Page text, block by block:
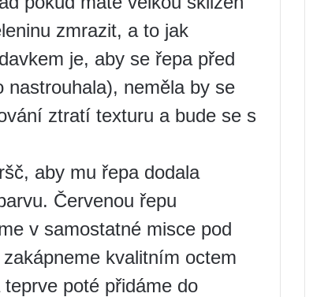
zmrazit, a to jak
je, aby se řepa před
nastrouhala), neměla by se
ztratí texturu a bude se s
aby mu řepa dodala
Červenou řepu
v samostatné misce pod
kvalitním octem
poté přidáme do